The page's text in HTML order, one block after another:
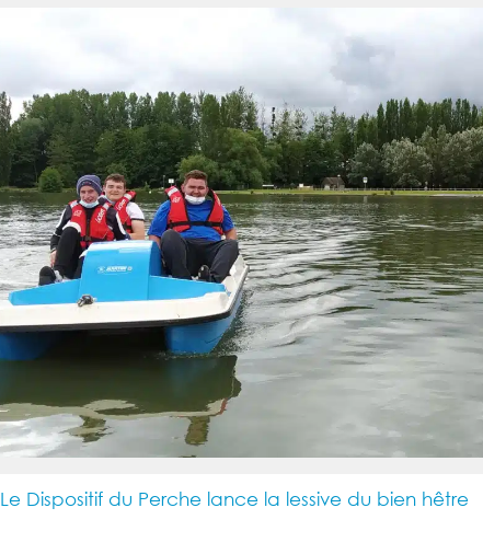
Le Dispositif du Perche lance la lessive du bien hêtre